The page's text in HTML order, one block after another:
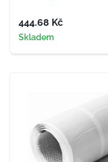
Cena
444.68 Kč
Dostupnost
Skladem